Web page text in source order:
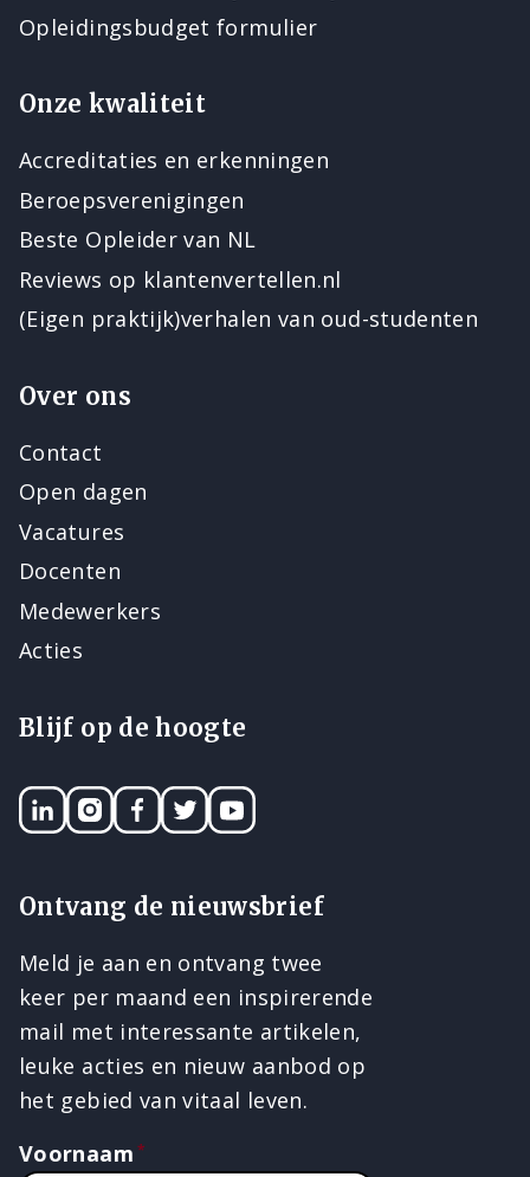
Opleidingsbudget formulier
Onze kwaliteit
Accreditaties en erkenningen
Beroepsverenigingen
Beste Opleider van NL
Reviews op klantenvertellen.nl
(Eigen praktijk)verhalen van oud-studenten
Over ons
Contact
Open dagen
Vacatures
Docenten
Medewerkers
Acties
Blijf op de hoogte
LinkedINInstagram
Facebook
TwitterYouTube
Ontvang de nieuwsbrief
Meld je aan en ontvang twee
keer per maand een inspirerende
mail met interessante artikelen,
leuke acties en nieuw aanbod op
het gebied van vitaal leven.
Voornaam